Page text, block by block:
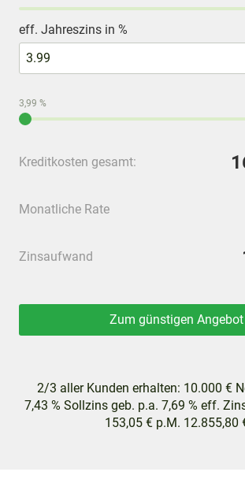
eff. Jahreszins in %
3,99 %
Kreditkosten gesamt:
Monatliche Rate
Zinsaufwand
Zum günstigen Angebot
2/3 aller Kunden erhalten: 10.000 €
7,43 % Sollzins geb. p.a. 7,69 % eff.
153,05 € p.M. 12.855,80